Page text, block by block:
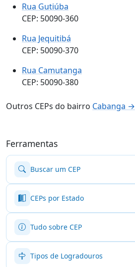
Rua Gutiúba
CEP: 50090-360
Rua Jequitibá
CEP: 50090-370
Rua Camutanga
CEP: 50090-380
Outros CEPs do bairro Cabanga →
Ferramentas
Buscar um CEP
CEPs por Estado
Tudo sobre CEP
Tipos de Logradouros